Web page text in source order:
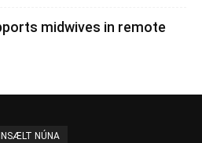
midwives in remote
NÚNA